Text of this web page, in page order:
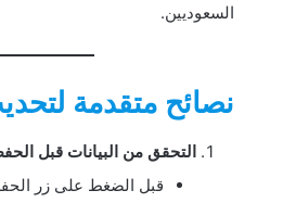
السعوديين.
نصائح متقدمة
التحقق من البيانات قبل
قبل الضغط على زر